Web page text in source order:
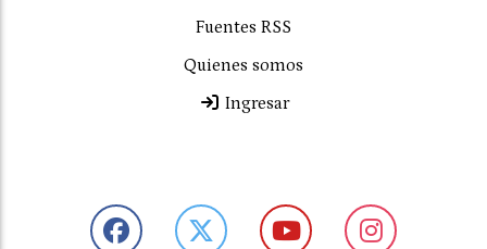
Fuentes RSS
Quienes somos
Ingresar